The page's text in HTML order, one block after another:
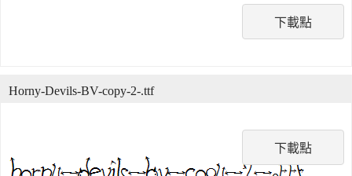
下載點
下載點
Horny-Devils-BV-copy-2-.ttf